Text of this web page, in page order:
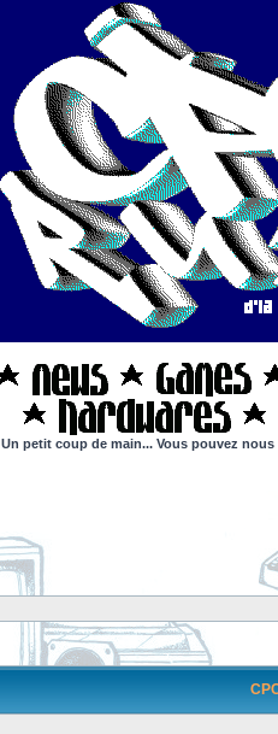
Un petit coup de main... Vous pouvez